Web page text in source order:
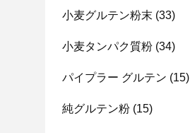
小麦グルテン粉末 (33)
小麦タンパク質粉 (34)
パイプラー グルテン (15)
純グルテン粉 (15)